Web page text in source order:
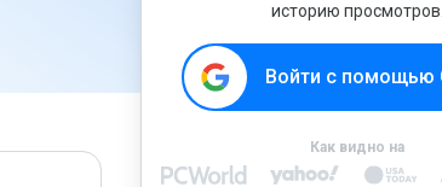
историю просмотров.
Войти с помощью
Как видно на